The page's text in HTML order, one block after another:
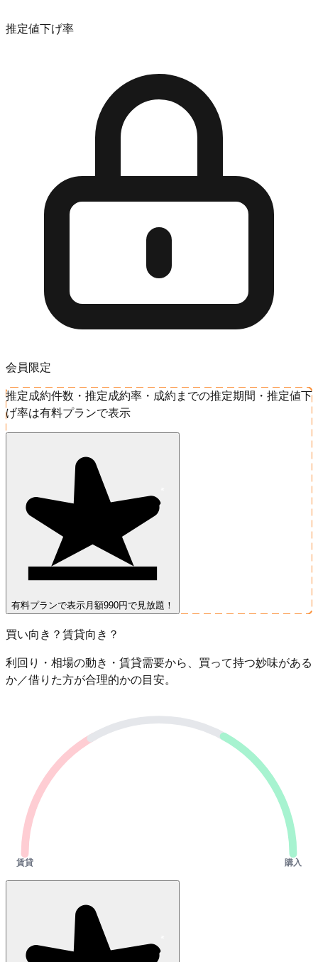
推定値下げ率
会員限定
推定成約件数・推定成約率・成約までの推定期間・推定値下
げ率は有料プランで表示
有料プランで表示 月額990円で見放題！
買い向き？賃貸向き？
利回り・相場の動き・賃貸需要から、買って持つ妙味がある
か／借りた方が合理的かの目安。
賃貸 購入